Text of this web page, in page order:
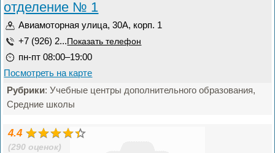
отделение № 1
Авиамоторная улица, 30А, корп. 1
+7 (926) 2... Показать телефон
пн-пт 08:00–19:00
Посмотреть на карте
Рубрики: Учебные центры дополнительного образования,
Средние школы
4.4
(290 оценок)